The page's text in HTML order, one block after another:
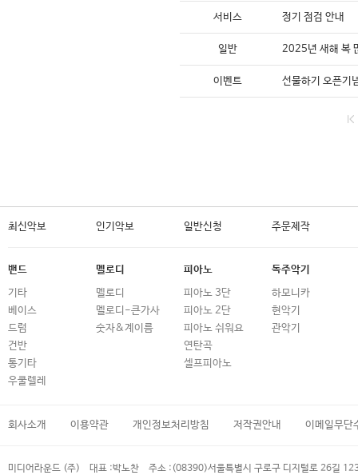
서비스 정기 점검 안내
일반 2025년 새해 복
이벤트 선물하기 오픈기
최신악보 인기악보 일반신청 주문제작
밴드
기타
베이스
드럼
건반
통기타
우쿨렐레
멜로디
멜로디
멜로디-큰가사
숫자&계이름
피아노
피아노 3단
피아노 2단
피아노 쉬워요
연탄곡
셀프피아노
독주악기
하모니카
현악기
관악기
회사소개 이용약관 개인정보처리방침 저작권안내 이메일무단
미디어라운드 (주) 대표 :박노찬 주소 : (08390)서울특별시 구로구 디지털로 26길